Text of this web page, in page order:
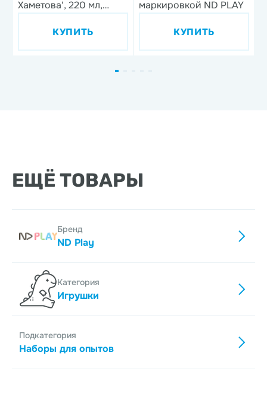
Хаметова', 220 мл,
КУПИТЬ
маркировкой ND PLAY
КУПИТЬ
ЕЩЁ ТОВАРЫ
Бренд
ND Play
Категория
Игрушки
Подкатегория
Наборы для опытов